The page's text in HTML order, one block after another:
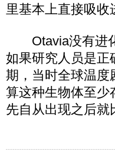
里基本上直接吸收
Otavia没有进化
如果研究人员是正
期，当时全球温度
算这种生物体至少
先自从出现之后